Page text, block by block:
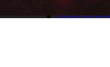
Tontut ja